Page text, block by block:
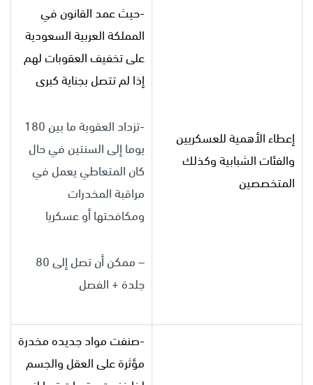
إعطاء الأهمية للعسكريين
والفئات الشبابية وكذلك
المتخصصين
-حيث عمد القانون في
المملكة العربية السعودية
على تخفيف العقوبات لهم
إذا لم تتصل بجناية كبرى
-تزداد العقوبة ما بين 180
يوما إلى السنتين في حال
كان المتعاطي يعمل في
مراقبة المخدرات
ومكافحتها أو عسكريا
– ممكن أن تصل إلى 80
جلدة + الفصل
-صنفت مواد جديده مخدرة
مؤثرة على العقل والجسم